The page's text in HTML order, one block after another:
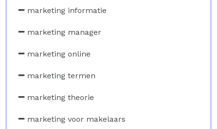
marketing informatie
marketing manager
marketing online
marketing termen
marketing theorie
marketing voor makelaars